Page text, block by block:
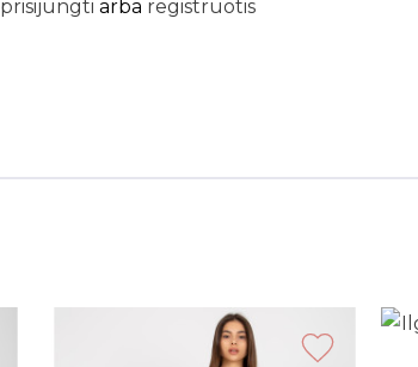
prisijungti arba registruotis